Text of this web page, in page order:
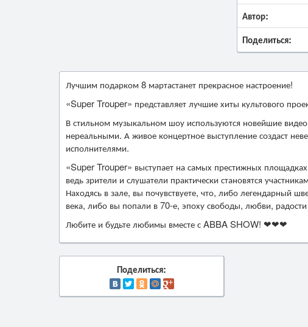
Автор:
Поделиться:
Лучшим подарком 8 мартастанет прекрасное настроение!
«Super Trouper» представляет лучшие хиты культового
В стильном музыкальном шоу используются новейшие
нереальными. А живое концертное выступление создаст
исполнителями.
«Super Trouper» выступает на самых престижных
ведь зрители и слушатели практически становятся
Находясь в зале, вы почувствуете, что, либо легендарный
века, либо вы попали в 70-е, эпоху свободы, любви,
Любите и будьте любимы вместе с ABBA SHOW! ❤❤❤
Поделиться: